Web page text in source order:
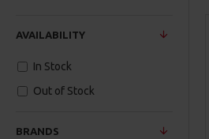
BRANDS
AVAILABILITY
In Stock
Out of Stock